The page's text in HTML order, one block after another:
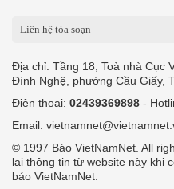
Liên hệ tòa soạn
Địa chỉ: Tầng 18, Toà nhà Cục
Đình Nghệ, phường Cầu Giấy,
Điện thoại: 02439369898 -
Email:
© 1997 Báo VietNamNet. All
lại thông tin từ website này khi
báo VietNamNet.